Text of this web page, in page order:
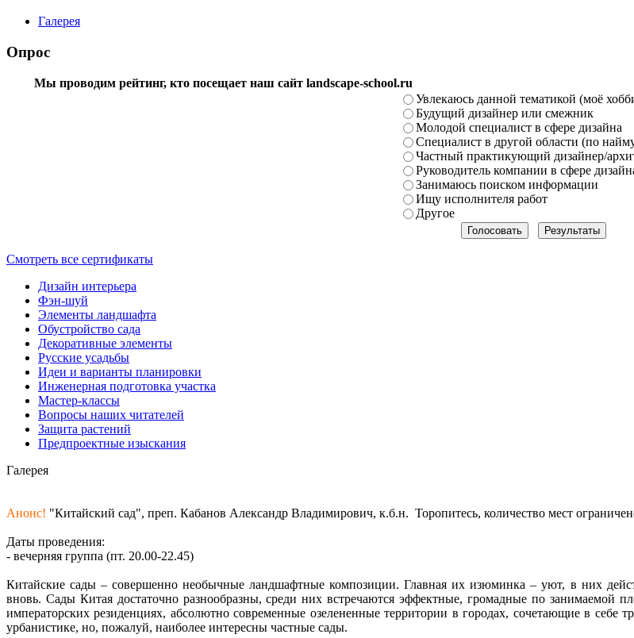
Галерея
Опрос
Мы проводим рейтинг, кто посещает наш сайт landscape-school.ru
Увлекаюсь данной тематикой (моё
Будущий дизайнер или смежник
Молодой специалист в сфере дизайна
Специалист в другой области (по
Частный практикующий дизайнер/
Руководитель компании в сфере
Занимаюсь поиском информации
Ищу исполнителя работ
Другое
Смотреть все сертификаты
Дизайн интерьера
Фэн-шуй
Элементы ландшафта
Обустройство сада
Декоративные элементы
Русские усадьбы
Идеи и варианты планировки
Инженерная подготовка участка
Мастер-классы
Вопросы наших читателей
Защита растений
Предпроектные изыскания
Галерея
Анонс! "Китайский сад", преп. Кабанов Александр Владимирович, к.б.н. Торопитесь, количество мест
Даты проведения:
- вечерняя группа (пт. 20.00-22.45)
Китайские сады – совершенно необычные ландшафтные композиции. Главная их изюминка – уют, в них
вновь. Сады Китая достаточно разнообразны, среди них встречаются эффектные, громадные по
императорских резиденциях, абсолютно современные озелененные территории в городах, сочетающие в
урбанистике, но, пожалуй, наиболее интересны частные сады.